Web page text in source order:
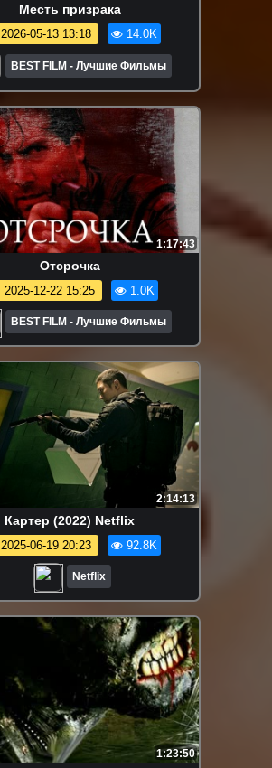
Месть призрака
2026-05-13 13:18 14.0K
BEST FILM - Лучшие Фильмы
1:17:43
Отсрочка
2025-12-22 15:25 1.0K
BEST FILM - Лучшие Фильмы
2:14:13
Картер (2022) Netflix
2025-06-19 20:23 92.8K
Netflix
1:23:50